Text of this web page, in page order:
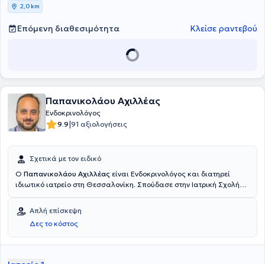
2,0 km
Επόμενη διαθεσιμότητα Κλείσε ραντεβού
Παπανικολάου Αχιλλέας
Ενδοκρινολόγος
9.9|91 αξιολογήσεις
Σχετικά με τον ειδικό
Ο Παπανικολάου Αχιλλέας είναι Ενδοκρινολόγος και διατηρεί
ιδιωτικό ιατρείο στη Θεσσαλονίκη. Σπούδασε στην Ιατρική Σχολή
πραγματοποίησε το αγροτικό του, εργάστηκε σε κέντρο
Αποκατάστασης και σε ιδιωτική Ψυχιατρική κλινική. Επίσης, έχει
εργαστεί για αρκετά χρόνια στο Ιταλικό Εθνικό Σύστημα Υγείας.
Ειδικεύτηκε στην Παθολογία στη Β' Παθολογική Κλινική του Γενικού
Ενδοκρινολογία στο Ενδοκρινολογικό Τμήμα του Αντικαρκινικού
Απλή επίσκεψη
Δες το κόστος